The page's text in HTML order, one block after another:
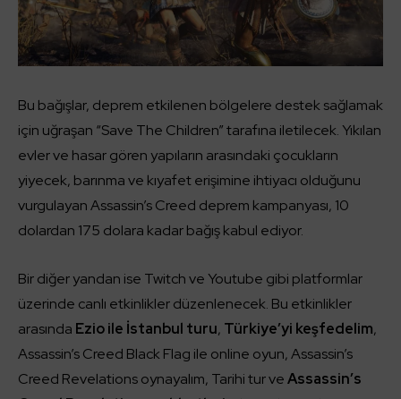
Bu bağışlar, deprem etkilenen bölgelere destek sağlamak
için uğraşan “Save The Children” tarafına iletilecek. Yıkılan
evler ve hasar gören yapıların arasındaki çocukların
yiyecek, barınma ve kıyafet erişimine ihtiyacı olduğunu
vurgulayan Assassin’s Creed deprem kampanyası, 10
dolardan 175 dolara kadar bağış kabul ediyor.
Bir diğer yandan ise Twitch ve Youtube gibi platformlar
üzerinde canlı etkinlikler düzenlenecek. Bu etkinlikler
arasında Ezio ile İstanbul turu, Türkiye’yi keşfedelim,
Assassin’s Creed Black Flag ile online oyun, Assassin’s
Creed Revelations oynayalım, Tarihi tur veAssassin’s